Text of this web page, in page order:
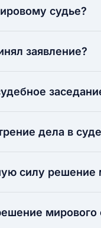
судье?
заявление?
дела в
силу решение
мирового